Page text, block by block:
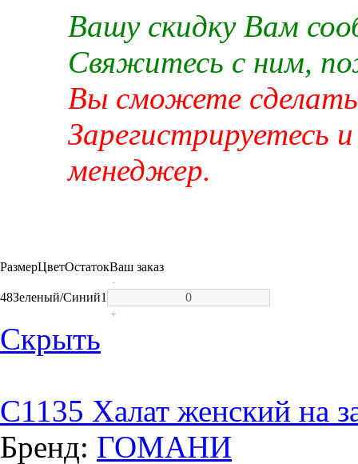
Вашу скидку Вам
Свяжитесь с ним,
Вы сможете сделать
Зарегистрируетесь
менеджер.
РазмерЦветОстатокВаш заказ
48Зеленый/Синий1
-
+
Скрыть
C1135 Халат женский на
Бренд: ГОМАНИ